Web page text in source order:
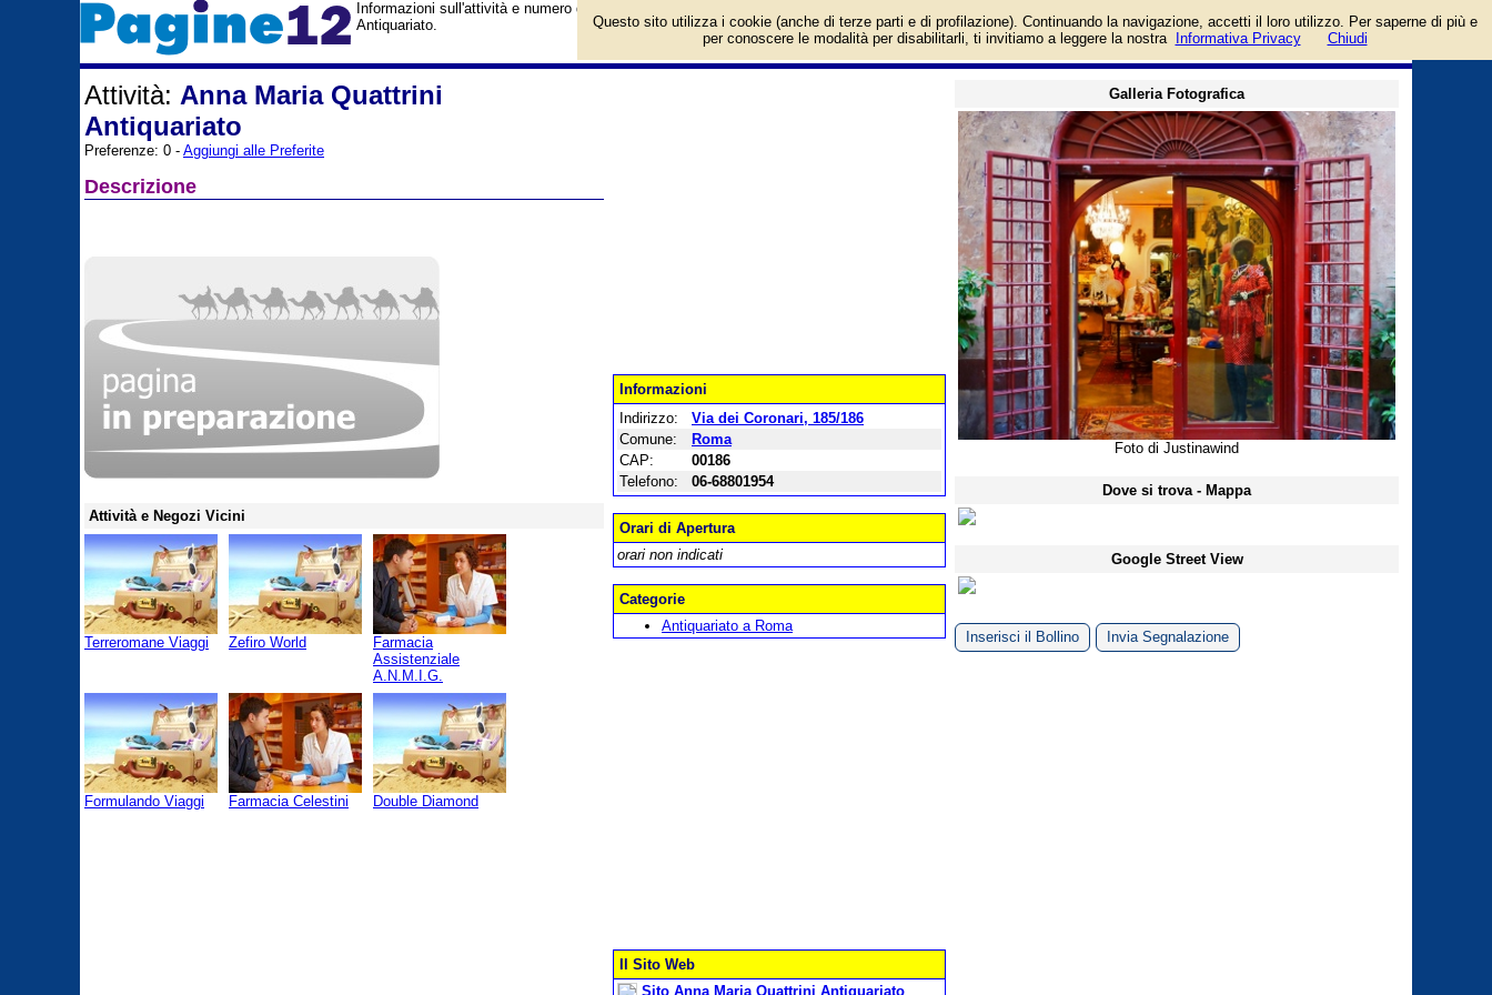
guida
Informazioni sull'attività e numero di telefono di Anna Maria Quattrini Antiquariato a Roma, Via dei Coronari. Categoria
Antiquariato.
Attività: Anna Maria Quattrini
Antiquariato
Preferenze: 0 - Aggiungi alle Preferite
Descrizione
Attività e Negozi Vicini
Terreromane Viaggi Zefiro World
Farmacia
Assistenziale
A.N.M.I.G.
Formulando Viaggi Farmacia Celestini Double Diamond
Informazioni
Indirizzo:
Via dei Coronari, 185/186
Comune:
Roma
CAP:
00186
Telefono:
06-68801954
Orari di Apertura
orari non indicati
Categorie
Antiquariato a Roma
Il Sito Web
Sito Anna Maria Quattrini Antiquariato
Galleria Fotografica
Foto di Justinawind
Dove si trova - Mappa
Google Street View
Inserisci il Bollino Invia Segnalazione
Questo sito utilizza i cookie (anche di terze parti e di profilazione). Continuando la navigazione, accetti il loro utilizzo. Per saperne di più e
per conoscere le modalità per disabilitarli, ti invitiamo a leggere la nostra
Informativa Privacy Chiudi